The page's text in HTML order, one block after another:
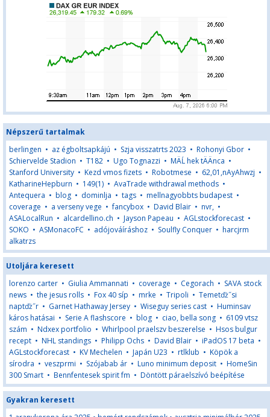
Népszerű tartalmak
berlingen • az égboltsapkájú • Szja visszatrts 2023 • Rohonyi Gbor •
Schiervelde Stadion • T182 • Ugo Tognazzi • MÄĹ hek tÄÄnca •
Stanford University • Kezd vmos fizets • Robotmese • 62,01,nAyAhwzj •
KatharineHepburn • 149(1) • AvaTrade withdrawal methods •
Antequera • blog • dominlja • tags • mellnagyobbts budapest •
coverage • a verseny vege •fancybox • David Blair • nvr, •
ASALocalRun • alcardellino.ch • Jayson Papeau • AGLstockforecast •
SOKO • ASMonacoFC • adójováíráshoz • Soulfly Conquer • harcjrm
alkatrzs
Utoljára keresett
lorenzo carter • Giulia Ammannati • coverage • Cegorach • SAVA stock
news • the jesus rolls • Fox 40 síp • mrke • Tripoli • Temetďż˝si
naptďż˝r • Garnet Hathaway Jersey • Wiseguy series cast • Huminsav
káros hatásai • Serie A flashscore • blog • ciao, bella song • 6109 vtsz
szám • Ndxex portfolio • Whirlpool praelszv beszerelse • Hsos bulgur
recept • NHL standings • Philipp Ochs • David Blair • iPadOS 17 beta •
AGLstockforecast • KV Mechelen • Japán U23 • rtlklub • Köpök a
sírodra • veszprmi • Szójabab ár • Luno minimum deposit • HomeSin
300 Smart • Bennfentesek spirit fm • Döntött páraelszívó beépítése
Gyakran keresett